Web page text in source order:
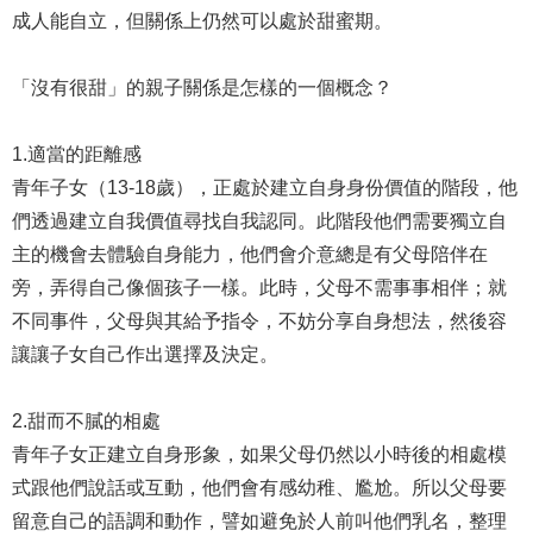
成人能自立，但關係上仍然可以處於甜蜜期。
「沒有很甜」的親子關係是怎樣的一個概念？
1.適當的距離感
青年子女（13-18歲），正處於建立自身身份價值的階段，他
們透過建立自我價值尋找自我認同。此階段他們需要獨立自
主的機會去體驗自身能力，他們會介意總是有父母陪伴在
旁，弄得自己像個孩子一樣。此時，父母不需事事相伴；就
不同事件，父母與其給予指令，不妨分享自身想法，然後容
讓讓子女自己作出選擇及決定。
2.甜而不膩的相處
青年子女正建立自身形象，如果父母仍然以小時後的相處模
式跟他們說話或互動，他們會有感幼稚、尷尬。所以父母要
留意自己的語調和動作，譬如避免於人前叫他們乳名，整理